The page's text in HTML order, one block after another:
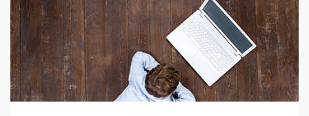
Aspekte: kein Pack-Stress, kein unbequemes
Hotelbett, kein Sand, den man noch Wochen
später in der Kleidung findet. Obendrauf liefern
wir Ihnen einige gute Ideen, wie Sie sich in der
freien Zeit zu Hause gut erholen.